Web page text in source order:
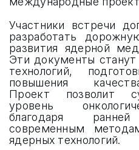
ФОРМА
СОВЕТЫ
Участники встречи
разработать
развития ядерной
Эти документы
технологий,
повышения
Проект позволит
уровень
благодаря
современным
ядерных технологий.